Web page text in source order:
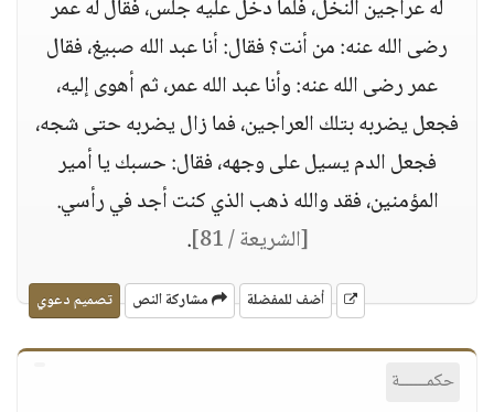
له عراجين النخل، فلما دخل عليه جلس، فقال له عمر
رضى الله عنه: من أنت؟ فقال: أنا عبد الله صبيغ، فقال
عمر رضى الله عنه: وأنا عبد الله عمر، ثم أهوى إليه،
فجعل يضربه بتلك العراجين، فما زال يضربه حتى شجه،
فجعل الدم يسيل على وجهه، فقال: حسبك يا أمير
المؤمنين، فقد والله ذهب الذي كنت أجد في رأسي.
[الشريعة / 81]
.
أضف للمفضلة مشاركة النص تصميم دعوي
حكمــــــة